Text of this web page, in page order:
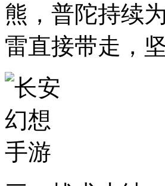
熊，普陀持续
雷直接带走，